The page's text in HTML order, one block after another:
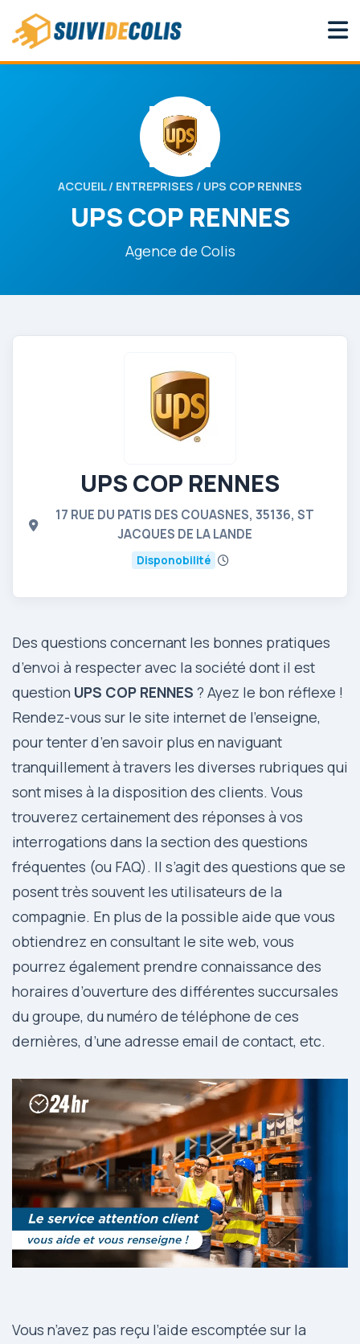
ACCUEIL/ ENTREPRISES / UPS COP RENNES
UPS COP RENNES
Agence de Colis
UPS COP RENNES
17 RUE DU PATIS DES COUASNES, 35136, ST
JACQUES DE LA LANDE
Disponobilité
Des questions concernant les bonnes pratiques
d’envoi à respecter avec la société dont il est
question UPS COP RENNES ? Ayez le bon réflexe !
Rendez-vous sur le site internet de l’enseigne,
pour tenter d’en savoir plus en naviguant
tranquillement à travers les diverses rubriques qui
sont mises à la disposition des clients. Vous
trouverez certainement des réponses à vos
interrogations dans la section des questions
fréquentes (ou FAQ). Il s’agit des questions que se
posent très souvent les utilisateurs de la
compagnie. En plus de la possible aide que vous
obtiendrez en consultant le site web, vous
pourrez également prendre connaissance des
horaires d’ouverture des différentes succursales
du groupe, du numéro de téléphone de ces
dernières, d’une adresse email de contact, etc.
Vous n’avez pas reçu l’aide escomptée sur la